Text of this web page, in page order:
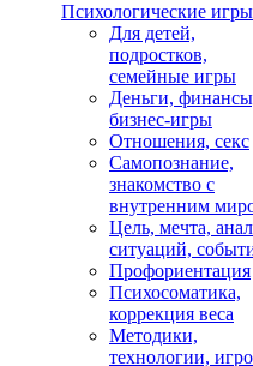
Психологические игры
Для детей,
подростков,
семейные игры
Деньги,
бизнес-игры
Отношения, секс
Самопознание,
знакомство с
внутренним
Цель, мечта,
ситуаций,
Профориентация
Психосоматика,
коррекция веса
Методики,
технологии,